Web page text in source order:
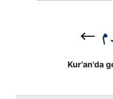
Arapça
Kur'an'da